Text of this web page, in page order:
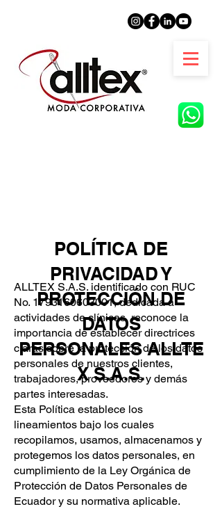
ALLTEX S.A.S. identificado con RUC
No. 1793160603001, dedicada a
actividades de clínicas, reconoce la
importancia de establecer directrices
claras sobre la protección de los datos
personales de nuestros clientes,
trabajadores, proveedores y demás
partes interesadas.
Esta Política establece los
lineamientos bajo los cuales
recopilamos, usamos, almacenamos y
protegemos los datos personales, en
cumplimiento de la Ley Orgánica de
Protección de Datos Personales de
Ecuador y su normativa aplicable.
POLÍTICA DE
PRIVACIDAD Y
PROTECCIÓN DE
DATOS
PERSONALESALLTE
X S.A.S.